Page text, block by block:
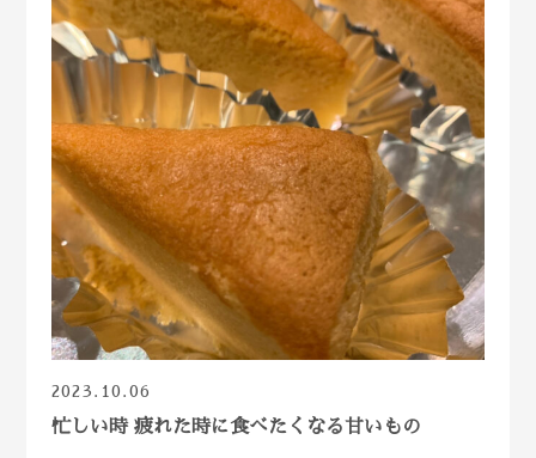
2023.10.06
忙しい時 疲れた時に食べたくなる甘いもの